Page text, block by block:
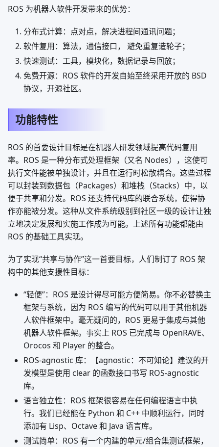
ROS 为机器人软件开发带来的优势：
分布式计算：点对点，解决进程间通讯问题；
软件复用：算法，通信接口， 避免重复造轮子；
快速测试：工具，模块化，数据记录与回放；
免费开源：ROS 软件的开发自始至终采用开放的 BSD
协议，开源社区。
功能特性
ROS 的首要设计目标是在机器人研发领域提高代码复用
率。ROS 是一种分布式处理框架（又名 Nodes），这使可
执行文件能被单独设计，并且在运行时松散耦合。这些过程
可以封装到数据包（Packages）和堆栈（Stacks）中，以
便于共享和分发。ROS 还支持代码库的联合系统，使得协
作亦能被分发。这种从文件系统级别到社区一级的设计让独
立地决定发展和实施工作成为可能。上述所有功能都能由
ROS 的基础工具实现。
为了实现“共享与协作”这一首要目标，人们制订了 ROS 架
构中的其他支援性目标：
“轻便”：ROS 是设计得尽可能方便简易。你不必替换主
框架与系统，因为 ROS 编写的代码可以用于其他机器
人软件框架中。毫无疑问的，ROS 更易于集成与其他
机器人软件框架。事实上 ROS 已完成与 OpenRAVE、
Orocos 和 Player 的整合。
ROS-agnostic 库：【agnostic：不可知论】建议的开
发模型是使用 clear 的函数接口书写 ROS-agnostic
库。
语言独立性：ROS 框架很容易在任何编程语言中执
行。我们已经能在 Python 和 C++ 中顺利运行，同时
添加有 Lisp、Octave 和 Java 语言库。
测试简单：ROS 有一个内建的单元/组合集测试框架，